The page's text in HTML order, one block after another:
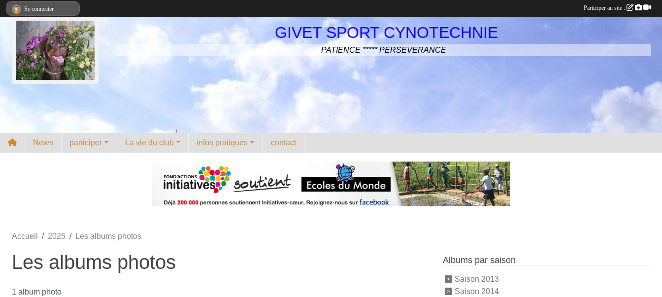
GIVET SPORT CYNOTECHNIE
PATIENCE ***** PERSEVERANCE
News participer La vie du club infos pratiques contact
Accueil 2025 Les albums photos
Les albums photos
1 album photo
Albums par saison
Saison 2013
Saison 2014
Se connecter Participer au site :
Panneau de gestion des cookies